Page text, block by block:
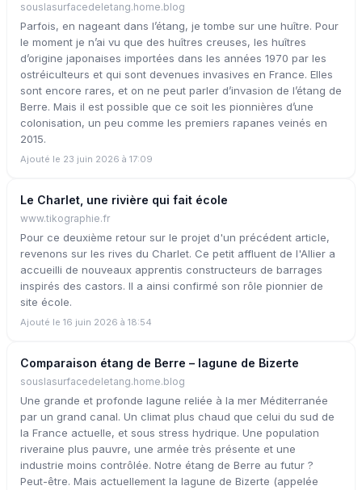
souslasurfacedeletang.home.blog
Parfois, en nageant dans l’étang, je tombe sur une huître. Pour
le moment je n’ai vu que des huîtres creuses, les huîtres
d’origine japonaises importées dans les années 1970 par les
ostréiculteurs et qui sont devenues invasives en France. Elles
sont encore rares, et on ne peut parler d’invasion de l’étang de
Berre. Mais il est possible que ce soit les pionnières d’une
colonisation, un peu comme les premiers rapanes veinés en
2015.
Ajouté le 23 juin 2026 à 17:09
Le Charlet, une rivière qui fait école
www.tikographie.fr
Pour ce deuxième retour sur le projet d'un précédent article,
revenons sur les rives du Charlet. Ce petit affluent de l'Allier a
accueilli de nouveaux apprentis constructeurs de barrages
inspirés des castors. Il a ainsi confirmé son rôle pionnier de
site école.
Ajouté le 16 juin 2026 à 18:54
Comparaison étang de Berre – lagune de Bizerte
souslasurfacedeletang.home.blog
Une grande et profonde lagune reliée à la mer Méditerranée
par un grand canal. Un climat plus chaud que celui du sud de
la France actuelle, et sous stress hydrique. Une population
riveraine plus pauvre, une armée très présente et une
industrie moins contrôlée. Notre étang de Berre au futur ?
Peut-être. Mais actuellement la lagune de Bizerte (appelée